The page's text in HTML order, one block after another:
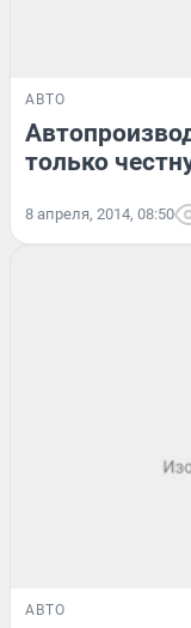
АВТО
только
8 апреля, 2014, 08:50
АВТО